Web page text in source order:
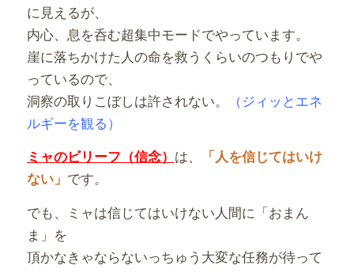
に見えるが、
内心、息を呑む超集中モードでやっています。
崖に落ちかけた人の命を救うくらいのつもりでや
っているので、
洞察の取りこぼしは許されない。
（ジィッとエネ
ルギーを観る）
ミャのビリーフ（信念） は、
「人を信じてはいけ
ない」 です。
でも、ミャは信じてはいけない人間に「おまん
ま」を
頂かなきゃならないっちゅう大変な任務が待って